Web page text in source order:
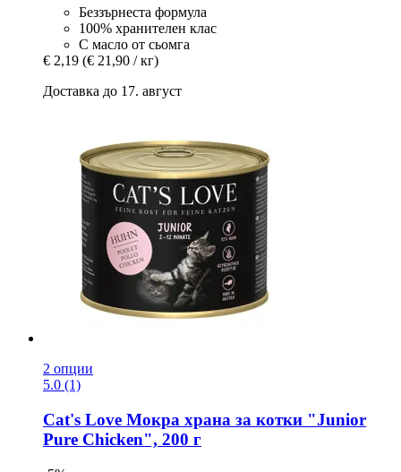
Беззърнеста формула
100% хранителен клас
С масло от сьомга
€ 2,19 (€ 21,90 / кг)
Доставка до 17. август
2 опции
5.0 (1)
Cat's Love Мокра храна за котки "Junior
Pure Chicken", 200 г